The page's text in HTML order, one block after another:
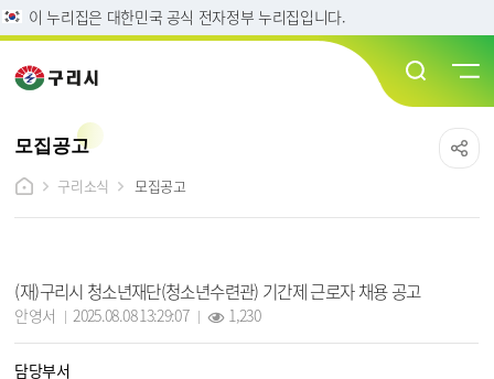
이 누리집은 대한민국 공식 전자정부 누리집입니다.
모집공고
구리소식
모집공고
(재)구리시 청소년재단(청소년수련관) 기간제 근로자 채용 공고
안영서 2025.08.08 13:29:07 1,230
담당부서